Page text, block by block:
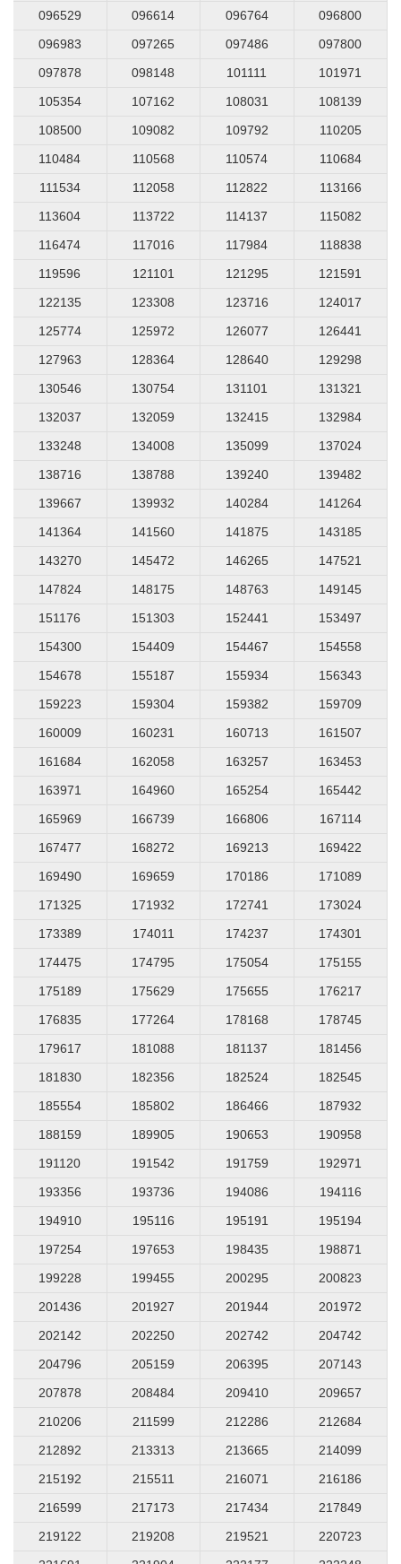
096529
096614 096764
096800
096983
097265 097486
097800
097878
098148 101111
101971
105354
107162 108031
108139
108500
109082 109792
110205
110484
110568 110574
110684
111534
112058 112822
113166
113604
113722 114137
115082
116474
117016 117984
118838
119596
121101 121295
121591
122135
123308 123716
124017
125774
125972 126077
126441
127963
128364 128640
129298
130546
130754 131101
131321
132037
132059 132415
132984
133248
134008 135099
137024
138716
138788 139240
139482
139667
139932 140284
141264
141364
141560 141875
143185
143270
145472 146265
147521
147824
148175 148763
149145
151176
151303 152441
153497
154300
154409 154467
154558
154678
155187 155934
156343
159223
159304 159382
159709
160009
160231 160713
161507
161684
162058 163257
163453
163971
164960 165254
165442
165969
166739 166806
167114
167477
168272 169213
169422
169490
169659 170186
171089
171325
171932 172741
173024
173389
174011 174237
174301
174475
174795 175054
175155
175189
175629 175655
176217
176835
177264 178168
178745
179617
181088 181137
181456
181830
182356 182524
182545
185554
185802 186466
187932
188159
189905 190653
190958
191120
191542 191759
192971
193356
193736 194086
194116
194910
195116 195191
195194
197254
197653 198435
198871
199228
199455 200295
200823
201436
201927 201944
201972
202142
202250 202742
204742
204796
205159 206395
207143
207878
208484 209410
209657
210206
211599 212286
212684
212892
213313 213665
214099
215192
215511 216071
216186
216599
217173 217434
217849
219122
219208 219521
220723